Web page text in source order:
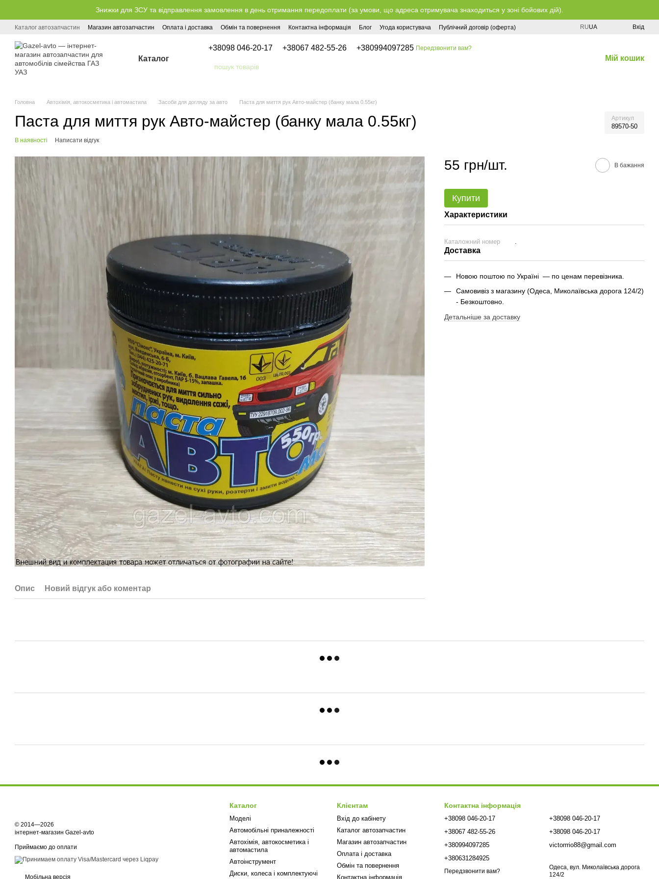
Перейти до основного контентуЗнижки для ЗСУ та відправлення замовлення в день отримання передоплати (за умови, що адреса отримувача знаходиться у зоні бойових дій).
Каталог автозапчастин Магазин автозапчастин Оплата і доставка Обмін та повернення Контактна інформація Блог Угода користувача Публічний договір (оферта) RUUA Вхід
Каталог
+38098 046-20-17 +38067 482-55-26 +380994097285 Передзвонити вам?
Мій кошик
Головна Автохімія, автокосметика і автомастила Засоби для догляду за авто Паста для миття рук Авто-майстер (банку мала 0.55кг)
Паста для миття рук Авто-майстер (банку мала 0.55кг) Артикул
89570-50
В наявності Написати відгук
Опис Новий відгук або коментар
55 грн/шт. В бажання
Купити
Характеристики
Каталожний номер .
Доставка
Новою поштою по Україні — по ценам перевізника.
Самовивіз з магазину (Одеса, Миколаївська дорога 124/2)
- Безкоштовно.
Детальніше за доставку
© 2014—2026
інтернет-магазин Gazel-avto
Приймаємо до оплати
Мобільна версія
Каталог
Моделі
Автомобільні приналежності
Автохімія, автокосметика і
автомастила
Автоінструмент
Диски, колеса і комплектуючі
Клієнтам
Вхід до кабінету
Каталог автозапчастин
Магазин автозапчастин
Оплата і доставка
Обмін та повернення
Контактна інформація
Контактна інформація
+38098 046-20-17
+38067 482-55-26
+380994097285
+380631284925
Передзвонити вам?
+38098 046-20-17
+38098 046-20-17
victorrrio88@gmail.com
Одеса, вул. Миколаївська дорога
124/2